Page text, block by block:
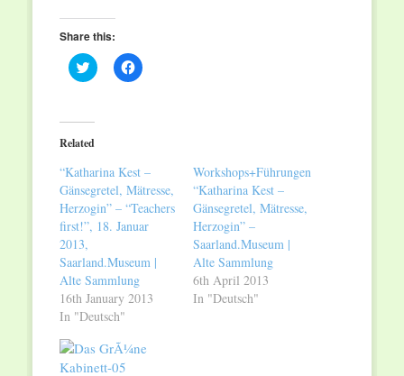
Share this:
Click
to
(Opens
in
new
Click
to
Related
“Katharina Kest –
Gänsegretel, Mätresse,
Herzogin” – “Teachers
first!”, 18. Januar
2013,
Saarland.Museum |
Alte Sammlung
16th January 2013
In "Deutsch"
Workshops+Führungen
“Katharina Kest –
Gänsegretel, Mätresse,
Herzogin” –
Saarland.Museum |
Alte Sammlung
6th April 2013
In "Deutsch"